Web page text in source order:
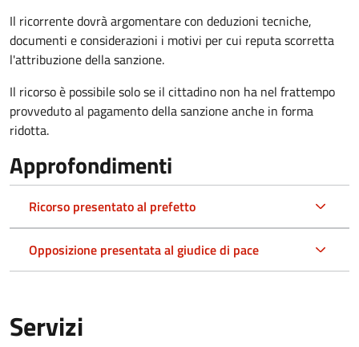
Il ricorrente dovrà argomentare con deduzioni tecniche,
documenti e considerazioni i motivi per cui reputa scorretta
l'attribuzione della sanzione.
Il ricorso è possibile solo se il cittadino non ha nel frattempo
provveduto al pagamento della sanzione anche in forma
ridotta.
Approfondimenti
Ricorso presentato al prefetto
Opposizione presentata al giudice di pace
Servizi